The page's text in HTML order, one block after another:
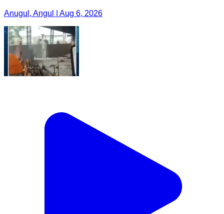
Anugul, Angul | Aug 6, 2026